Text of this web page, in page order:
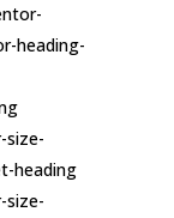
size-
heading
size-